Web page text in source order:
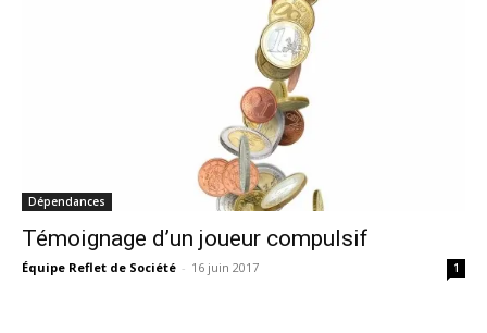
Dépendances
Témoignage d’un joueur compulsif
Équipe Reflet de Société - 16 juin 2017 1